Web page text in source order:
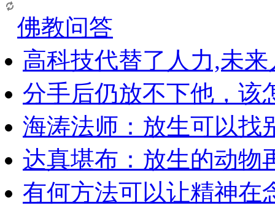
佛教问答
高科技代替了人力,未
分手后仍放不下他，该
海涛法师：放生可以找
达真堪布：放生的动物
有何方法可以让精神在